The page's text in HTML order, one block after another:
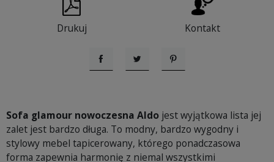
Drukuj Kontakt
UdostępnijTweetujPinterest
Sofa glamour nowoczesna Aldo jest wyjątkowa lista jej
zalet jest bardzo długa. To modny, bardzo wygodny i
stylowy mebel tapicerowany, którego ponadczasowa
forma zapewnia harmonię z niemal wszystkimi